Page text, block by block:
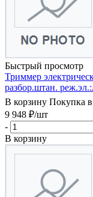
Быстрый просмотр
Триммер
разбор.штан.
В корзину Покупка
9 948 ₽/шт
-
В корзину